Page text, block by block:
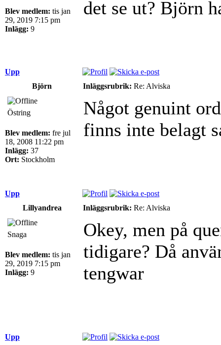
Blev medlem: tis jan
29, 2019 7:15 pm
Inlägg: 9
det se ut? Björn
Upp
Björn
Inläggsrubrik: Re: Alviska
Östring
Blev medlem: fre jul
18, 2008 11:22 pm
Inlägg: 37
Ort: Stockholm
Något genuint
finns inte belagt
Upp
Lillyandrea
Inläggsrubrik: Re: Alviska
Snaga
Blev medlem: tis jan
29, 2019 7:15 pm
Inlägg: 9
Okey, men på
tidigare? Då
tengwar
Upp